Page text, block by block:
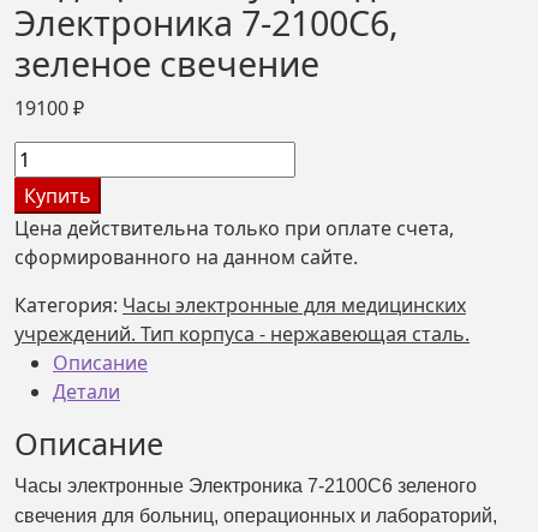
Электроника 7-2100С6,
зеленое свечение
19100₽
Количество
товара
Часы
электронные
для
медицинских
учреждений
Электроника
зеленое
свечение
Купить
Цена действительна только при оплате счета,
сформированного на данном сайте.
Категория: Часы электронные для медицинских
учреждений. Тип корпуса - нержавеющая сталь.
Описание
Детали
Описание
Часы электронные Электроника 7-2100С6 зеленого
свечения для больниц, операционных и лабораторий,